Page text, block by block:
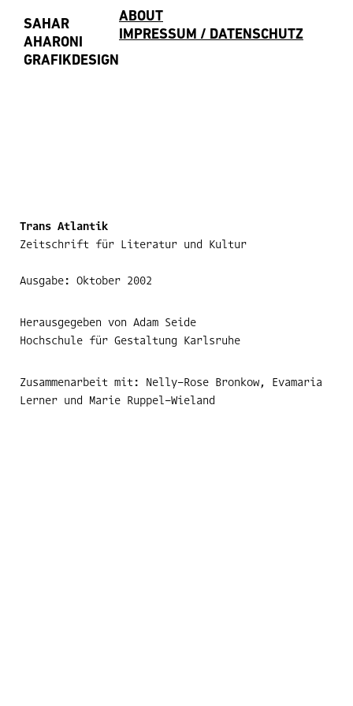
SAHAR
AHARONI
GRAFIKDESIGN
ABOUT
IMPRESSUM / DATENSCHUTZ
Trans Atlantik
Zeitschrift für Literatur und Kultur
Ausgabe: Oktober 2002
Herausgegeben von Adam Seide
Hochschule für Gestaltung Karlsruhe
Zusammenarbeit mit: Nelly-Rose Bronkow, Evamaria
Lerner und Marie Ruppel-Wieland